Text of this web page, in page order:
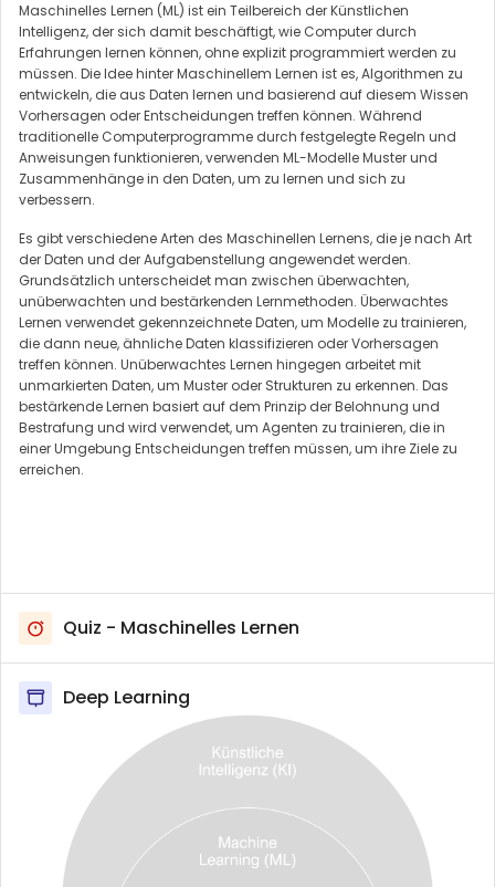
Maschinelles Lernen (ML) ist ein Teilbereich der Künstlichen
Intelligenz, der sich damit beschäftigt, wie Computer durch
Erfahrungen lernen können, ohne explizit programmiert werden zu
müssen. Die Idee hinter Maschinellem Lernen ist es, Algorithmen zu
entwickeln, die aus Daten lernen und basierend auf diesem Wissen
Vorhersagen oder Entscheidungen treffen können. Während
traditionelle Computerprogramme durch festgelegte Regeln und
Anweisungen funktionieren, verwenden ML-Modelle Muster und
Zusammenhänge in den Daten, um zu lernen und sich zu
verbessern.
Es gibt verschiedene Arten des Maschinellen Lernens, die je nach Art
der Daten und der Aufgabenstellung angewendet werden.
Grundsätzlich unterscheidet man zwischen überwachten,
unüberwachten und bestärkenden Lernmethoden. Überwachtes
Lernen verwendet gekennzeichnete Daten, um Modelle zu trainieren,
die dann neue, ähnliche Daten klassifizieren oder Vorhersagen
treffen können. Unüberwachtes Lernen hingegen arbeitet mit
unmarkierten Daten, um Muster oder Strukturen zu erkennen. Das
bestärkende Lernen basiert auf dem Prinzip der Belohnung und
Bestrafung und wird verwendet, um Agenten zu trainieren, die in
einer Umgebung Entscheidungen treffen müssen, um ihre Ziele zu
erreichen.
Quiz - Maschinelles Lernen
Deep Learning